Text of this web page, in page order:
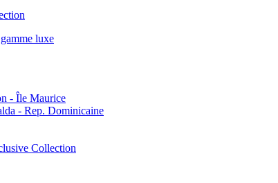
luxe
- Île Maurice
- Rep. Dominicaine
Collection